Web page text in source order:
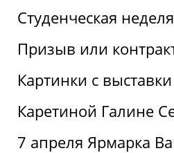
Студенческая
Призыв или
Картинки с выставки
Каретиной Галине
7 апреля Ярмарка